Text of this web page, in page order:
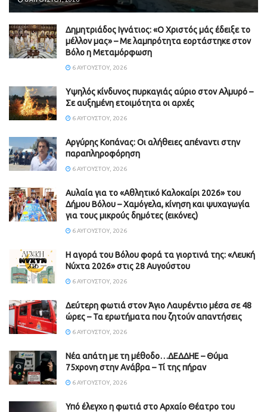
Δημητριάδος Ιγνάτιος: «Ο Χριστός μάς έδειξε το
μέλλον μας» – Με λαμπρότητα εορτάστηκε στον
Βόλο η Μεταμόρφωση
6 ΑΥΓΟΎΣΤΟΥ, 2026
Υψηλός κίνδυνος πυρκαγιάς αύριο στον Αλμυρό –
Σε αυξημένη ετοιμότητα οι αρχές
6 ΑΥΓΟΎΣΤΟΥ, 2026
Aργύρης Κοπάνας: Οι αλήθειες απέναντι στην
παραπληροφόρηση
6 ΑΥΓΟΎΣΤΟΥ, 2026
Αυλαία για το «Αθλητικό Καλοκαίρι 2026» του
Δήμου Βόλου – Χαμόγελα, κίνηση και ψυχαγωγία
για τους μικρούς δημότες (εικόνες)
6 ΑΥΓΟΎΣΤΟΥ, 2026
Η αγορά του Βόλου φορά τα γιορτινά της: «Λευκή
Νύχτα 2026» στις 28 Αυγούστου
6 ΑΥΓΟΎΣΤΟΥ, 2026
Δεύτερη φωτιά στον Άγιο Λαυρέντιο μέσα σε 48
ώρες – Τα ερωτήματα που ζητούν απαντήσεις
6 ΑΥΓΟΎΣΤΟΥ, 2026
Νέα απάτη με τη μέθοδο…ΔΕΔΔΗΕ – Θύμα
75χρονη στην Ανάβρα – Τί της πήραν
6 ΑΥΓΟΎΣΤΟΥ, 2026
Υπό έλεγχο η φωτιά στο Αρχαίο Θέατρο του